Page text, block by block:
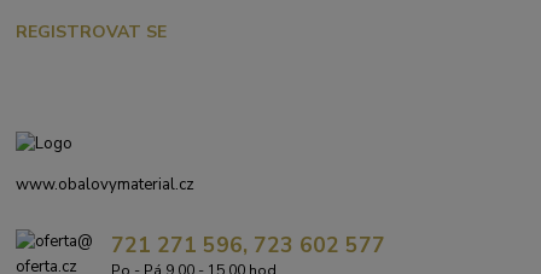
REGISTROVAT SE
www.obalovymaterial.cz
721 271 596, 723 602 577